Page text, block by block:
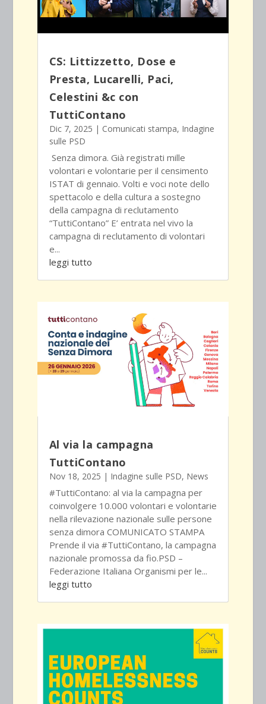
CS: Littizzetto, Dose e
Presta, Lucarelli, Paci,
Celestini &c con
TuttiContano
Dic 7, 2025 | Comunicati stampa, Indagine
sulle PSD
Senza dimora. Già registrati mille
volontari e volontarie per il censimento
ISTAT di gennaio. Volti e voci note dello
spettacolo e della cultura a sostegno
della campagna di reclutamento
“TuttiContano” E’ entrata nel vivo la
campagna di reclutamento di volontari
e...
leggi tutto
Al via la campagna
TuttiContano
Nov 18, 2025 | Indagine sulle PSD, News
#TuttiContano: al via la campagna per
coinvolgere 10.000 volontari e volontarie
nella rilevazione nazionale sulle persone
senza dimora COMUNICATO STAMPA
Prende il via #TuttiContano, la campagna
nazionale promossa da fio.PSD –
Federazione Italiana Organismi per le...
leggi tutto